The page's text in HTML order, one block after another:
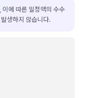
이에 따른 일정액의 수수
생하지 않습니다.